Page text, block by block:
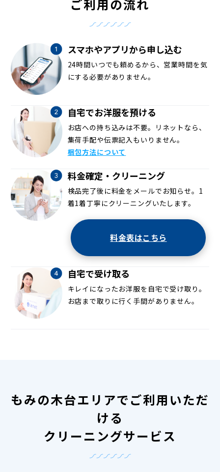
ご利用の流れ
スマホやアプリから申し込む
24時間いつでも頼めるから、営業時間を気
にする必要がありません。
自宅でお洋服を預ける
お店への持ち込みは不要。リネットなら、
集荷手配や伝票記入もいりません。
梱包方法について
料金確定・クリーニング
検品完了後に料金をメールでお知らせ。1
着1着丁寧にクリーニングいたします。
料金表はこちら
自宅で受け取る
キレイになったお洋服を自宅で受け取り。
お店まで取りに行く手間がありません。
もみの木台エリアでご利用いただ
ける
クリーニングサービス